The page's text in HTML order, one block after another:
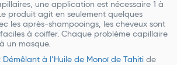
une application est nécessaire 1 à
produit agit en seulement quelques
les après-shampooings, les cheveux sont
à coiffer. Chaque problème capillaire
un masque.
Démêlant à l’Huile de Monoï de Tahiti de